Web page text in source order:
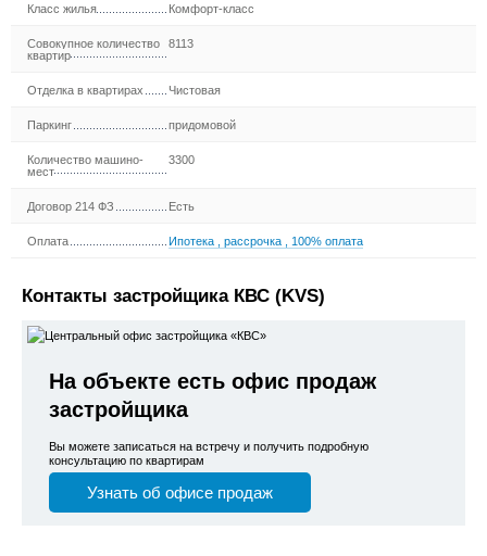
Класс жилья Комфорт-класс
Совокупное количество
квартир
8113
Отделка в квартирах Чистовая
Паркинг придомовой
Количество машино-
мест
3300
Договор 214 ФЗ Есть
Оплата Ипотека ,рассрочка 100% оплата
Контакты застройщика КВС (KVS)
На объекте есть офис продаж
застройщика
Вы можете записаться на встречу и получить подробную
консультацию по квартирам
Узнать об офисе продаж